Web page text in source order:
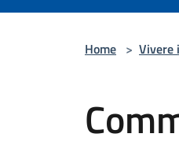
Home > Vivere